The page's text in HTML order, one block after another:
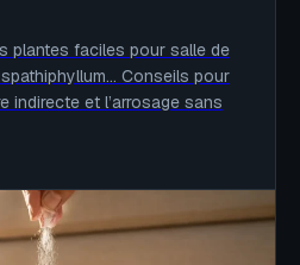
plantes faciles pour salle de
Conseils pour
indirecte et l’arrosage sans